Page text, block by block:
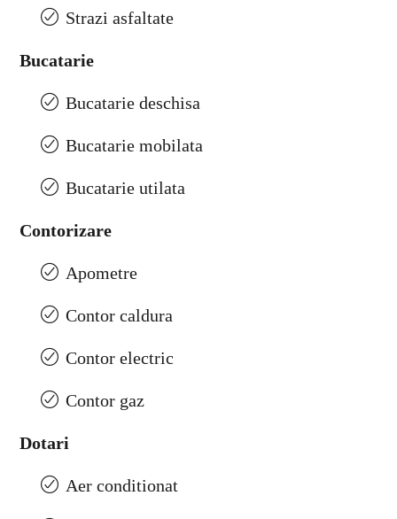
Strazi asfaltate
Bucatarie
Bucatarie deschisa
Bucatarie mobilata
Bucatarie utilata
Contorizare
Apometre
Contor caldura
Contor electric
Contor gaz
Dotari
Aer conditionat